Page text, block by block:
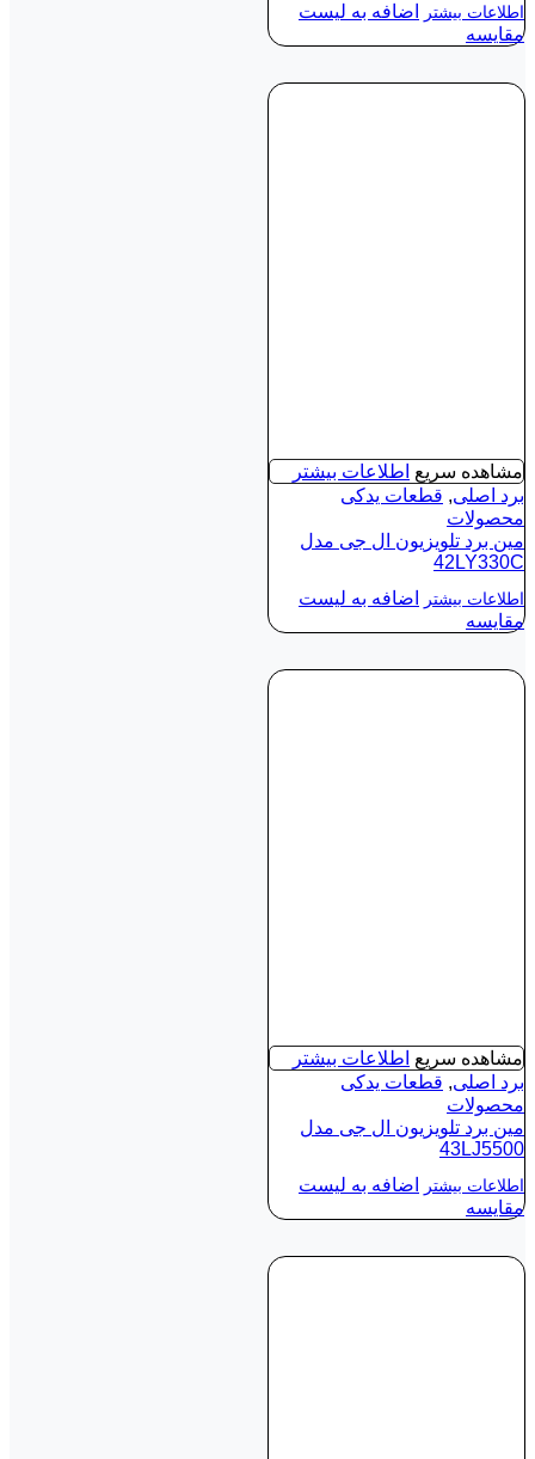
اطلاعات بیشتر
اضافه به لیست
مقایسه
مشاهده سریع اطلاعات بیشتر
برد اصلی, قطعات یدکی
محصولات
مین برد تلویزیون ال جی مدل
42LY330C
اطلاعات بیشتر
اضافه به لیست
مقایسه
مشاهده سریع اطلاعات بیشتر
برد اصلی, قطعات یدکی
محصولات
مین برد تلویزیون ال جی مدل
43LJ5500
اطلاعات بیشتر
اضافه به لیست
مقایسه